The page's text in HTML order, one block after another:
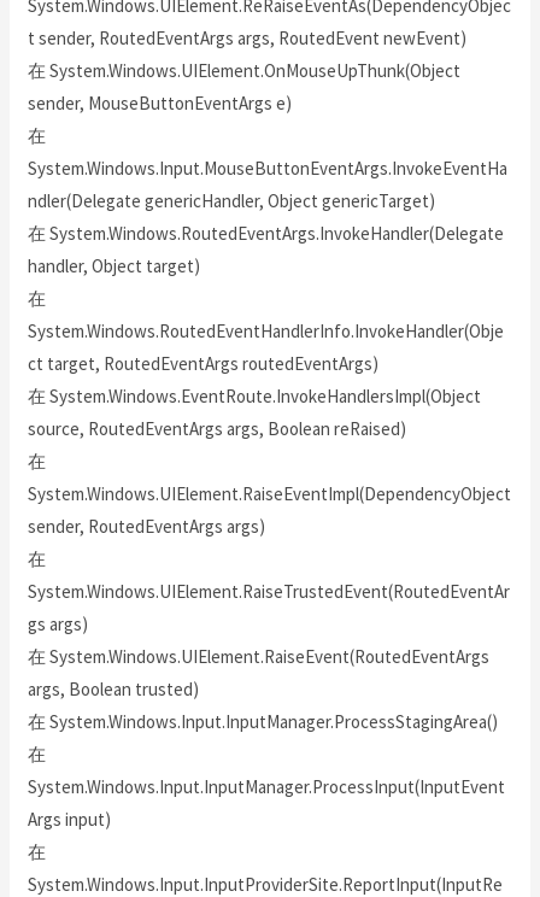
System.Windows.UIElement.ReRaiseEventAs(DependencyObjec
t sender, RoutedEventArgs args, RoutedEvent newEvent)
在 System.Windows.UIElement.OnMouseUpThunk(Object
sender, MouseButtonEventArgs e)
在
System.Windows.Input.MouseButtonEventArgs.InvokeEventHa
ndler(Delegate genericHandler, Object genericTarget)
在 System.Windows.RoutedEventArgs.InvokeHandler(Delegate
handler, Object target)
在
System.Windows.RoutedEventHandlerInfo.InvokeHandler(Obje
ct target, RoutedEventArgs routedEventArgs)
在 System.Windows.EventRoute.InvokeHandlersImpl(Object
source, RoutedEventArgs args, Boolean reRaised)
在
System.Windows.UIElement.RaiseEventImpl(DependencyObject
sender, RoutedEventArgs args)
在
System.Windows.UIElement.RaiseTrustedEvent(RoutedEventAr
gs args)
在 System.Windows.UIElement.RaiseEvent(RoutedEventArgs
args, Boolean trusted)
在 System.Windows.Input.InputManager.ProcessStagingArea()
在
System.Windows.Input.InputManager.ProcessInput(InputEvent
Args input)
在
System.Windows.Input.InputProviderSite.ReportInput(InputRe